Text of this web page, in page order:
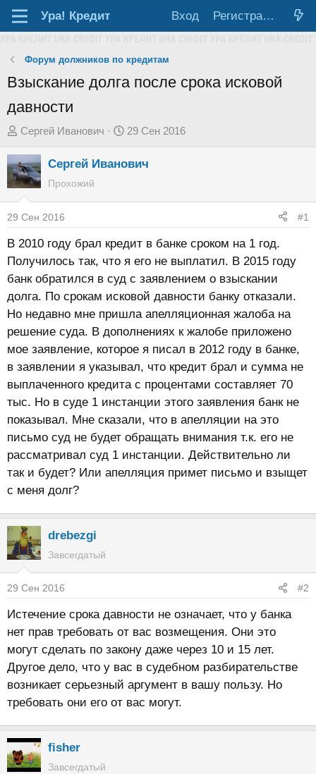
Ура! Кредит Вход Регистрация
Форум должников по кредитам
Взыскание долга после срока исковой
давности
А
т
о
р
т
е
м
ы
Сергей Иванович
Д
т
ч
а
л
а
29 Сен 2016
Сергей Иванович
Прохожий
29 Сен 2016 #1
В 2010 году брал кредит в банке сроком на 1 год.
Получилось так, что я его не выплатил. В 2015 году
банк обратился в суд с заявлением о взыскании
долга. По срокам исковой давности банку отказали.
Но недавно мне пришла апелляционная жалоба на
решение суда. В дополнениях к жалобе приложено
мое заявление, которое я писал в 2012 году в банке,
в заявлении я указывал, что кредит брал и сумма не
выплаченного кредита с процентами составляет 70
тыс. Но в суде 1 инстанции этого заявления банк не
показывал. Мне сказали, что в апелляции на это
письмо суд не будет обращать внимания т.к. его не
рассматривал суд 1 инстанции. Действительно ли
так и будет? Или апелляция примет письмо и взыщет
с меня долг?
drebezgi
Завсегдатый
29 Сен 2016 #2
Истечение срока давности не означает, что у банка
нет прав требовать от вас возмещения. Они это
могут сделать по закону даже через 10 и 15 лет.
Другое дело, что у вас в судебном разбирательстве
возникает серьезный аргумент в вашу пользу. Но
требовать они его от вас могут.
fisher
Завсегдатый